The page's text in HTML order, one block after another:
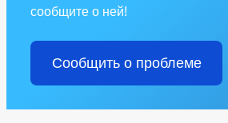
сообщите о ней!
Сообщить о проблеме